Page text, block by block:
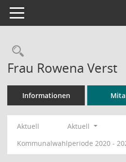
Toggle navigation
Rechercheauswahl
Frau Rowena Verst
Informationen
Aktuell
Aktuell
Kommunalwahlperiode 2020 -